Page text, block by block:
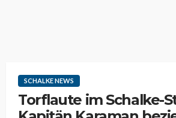
SCHALKE NEWS
Torflaute im Schalke-